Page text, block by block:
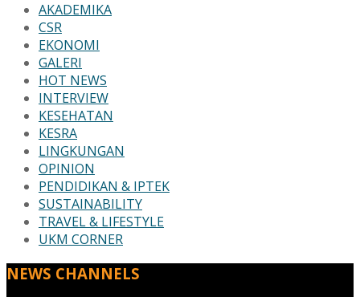
AKADEMIKA
CSR
EKONOMI
GALERI
HOT NEWS
INTERVIEW
KESEHATAN
KESRA
LINGKUNGAN
OPINION
PENDIDIKAN & IPTEK
SUSTAINABILITY
TRAVEL & LIFESTYLE
UKM CORNER
NEWS CHANNELS